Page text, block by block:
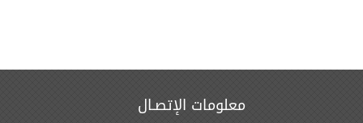
معلومات الإتصـال